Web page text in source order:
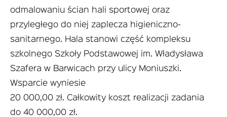
odmalowaniu ścian hali sportowej oraz
przyległego do niej zaplecza higieniczno-
sanitarnego. Hala stanowi część kompleksu
szkolnego Szkoły Podstawowej im. Władysława
Szafera w Barwicach przy ulicy Moniuszki.
Wsparcie wyniesie
20 000,00 zł. Całkowity koszt realizacji zadania
do 40 000,00 zł.